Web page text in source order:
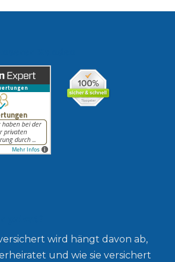
wird hängt davon ab,
und wie sie versichert